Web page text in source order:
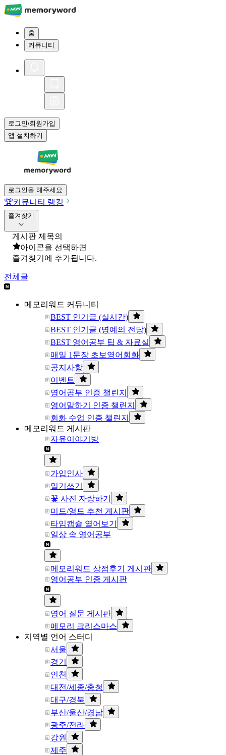
홈
커뮤니티
로그인/회원가입
앱 설치하기
로그인을 해주세요
🏆커뮤니티 랭킹
즐겨찾기
게시판 제목의
아이콘을 선택하면
즐겨찾기에 추가됩니다.
전체글
메모리워드 커뮤니티
BEST 인기글 (실시간)
BEST 인기글 (명예의 전당)
BEST 영어공부 팁 & 자료실
매일 1문장 초보영어회화
공지사항
이벤트
영어공부 인증 챌린지
영어말하기 인증 챌린지
회화 수업 인증 챌린지
메모리워드 게시판
자유이야기방
가입인사
일기쓰기
꽃 사진 자랑하기
미드/영드 추천 게시판
타임캡슐 열어보기
일상 속 영어공부
메모리워드 상점후기 게시판
영어공부 인증 게시판
영어 질문 게시판
메모리 크리스마스
지역별 언어 스터디
서울
경기
인천
대전/세종/충청
대구/경북
부산/울산/경남
광주/전라
강원
제주